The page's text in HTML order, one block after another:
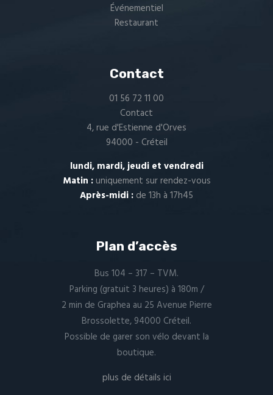
Événementiel
Restaurant
Contact
01 56 72 11 00
Contact
4, rue d'Estienne d'Orves
94000 - Créteil
lundi, mardi, jeudi et vendredi
Matin :uniquement surrendez-vous
Après-midi : de 13h à 17h45
Plan d’accès
Bus 104 – 317 – TVM.
Parking (gratuit 3 heures) à 180m /
2 min de Graphea au 25 Avenue Pierre
Brossolette, 94000 Créteil.
Possible de garer son vélo devant la
boutique.
plus de détails ici